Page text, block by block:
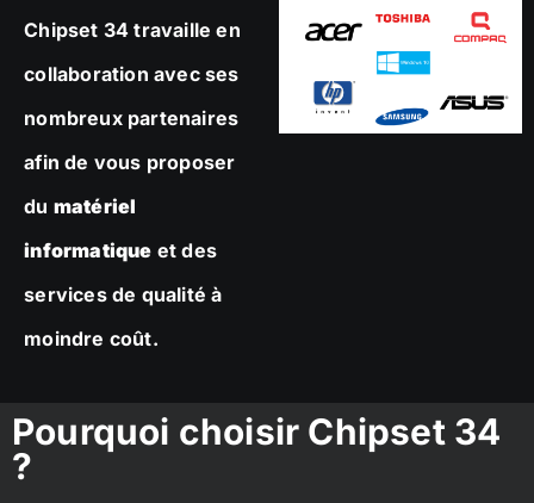
Chipset 34 travaille en
collaboration avec ses
nombreux partenaires
afin de vous proposer
du matériel
informatique et des
services de qualité à
moindre coût.
Pourquoi choisir Chipset 34
?